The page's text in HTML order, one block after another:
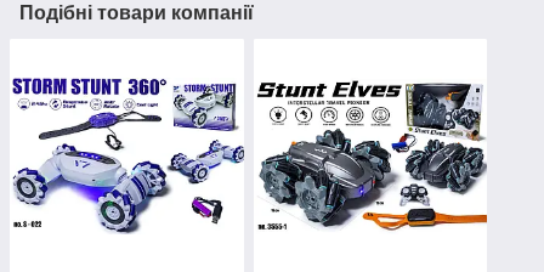
Подібні товари компанії